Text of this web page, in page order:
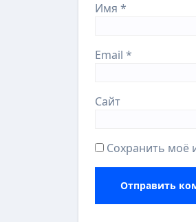
Имя *
Email *
Сайт
Сохранить моё